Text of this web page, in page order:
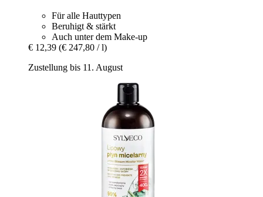
Für alle Hauttypen
Beruhigt & stärkt
Auch unter dem Make-up
€ 12,39 (€ 247,80 / l)
Zustellung bis 11. August